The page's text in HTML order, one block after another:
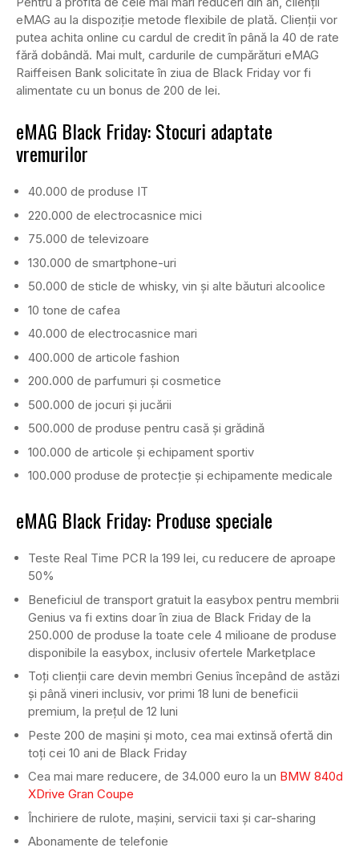
eMAG au la dispoziție metode flexibile de plată. Clienții vor
putea achita online cu cardul de credit în până la 40 de rate
fără dobândă. Mai mult, cardurile de cumpărături eMAG
Raiffeisen Bank solicitate în ziua de Black Friday vor fi
alimentate cu un bonus de 200 de lei.
eMAG Black Friday: Stocuri adaptate
vremurilor
40.000 de produse IT
220.000 de electrocasnice mici
75.000 de televizoare
130.000 de smartphone-uri
50.000 de sticle de whisky, vin și alte băuturi alcoolice
10 tone de cafea
40.000 de electrocasnice mari
400.000 de articole fashion
200.000 de parfumuri și cosmetice
500.000 de jocuri și jucării
500.000 de produse pentru casă și grădină
100.000 de articole și echipament sportiv
100.000 produse de protecție și echipamente medicale
eMAG Black Friday: Produse speciale
Teste Real Time PCR la 199 lei, cu reducere de aproape
50%
Beneficiul de transport gratuit la easybox pentru membrii
Genius va fi extins doar în ziua de Black Friday de la
250.000 de produse la toate cele 4 milioane de produse
disponibile la easybox, inclusiv ofertele Marketplace
Toți clienții care devin membri Genius începând de astăzi
și până vineri inclusiv, vor primi 18 luni de beneficii
premium, la prețul de 12 luni
Peste 200 de mașini și moto, cea mai extinsă ofertă din
toți cei 10 ani de Black Friday
Cea mai mare reducere, de 34.000 euro la un BMW 840d
XDrive Gran Coupe
Închiriere de rulote, mașini, servicii taxi și car-sharing
Abonamente de telefonie